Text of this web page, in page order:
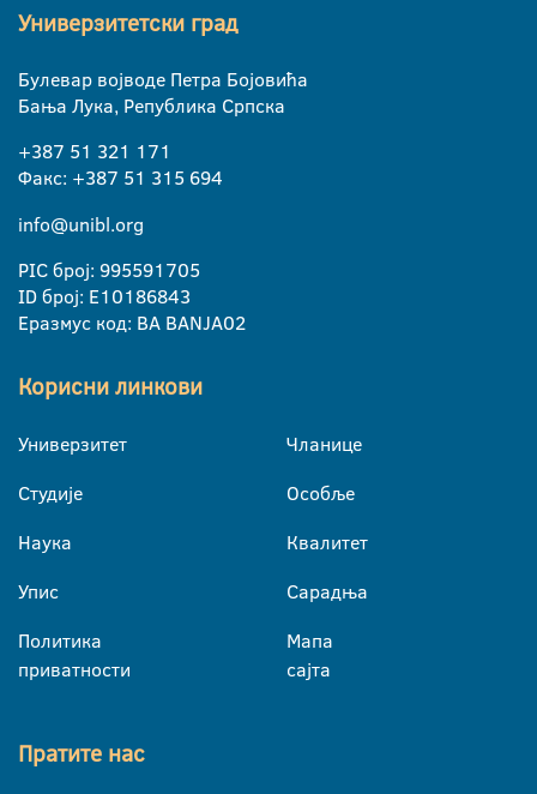
Универзитетски град
Булевар војводе Петра Бојовића
Бања Лука, Република Српска
+387 51 321 171
Факс: +387 51 315 694
info@unibl.org
PIC број: 995591705
ID број: E10186843
Еразмус код: BA BANJA02
Корисни линкови
Универзитет
Студије
Наука
Упис
Политика
приватности
Чланице
Особље
Квалитет
Сарадња
Мапа
сајта
Пратите нас